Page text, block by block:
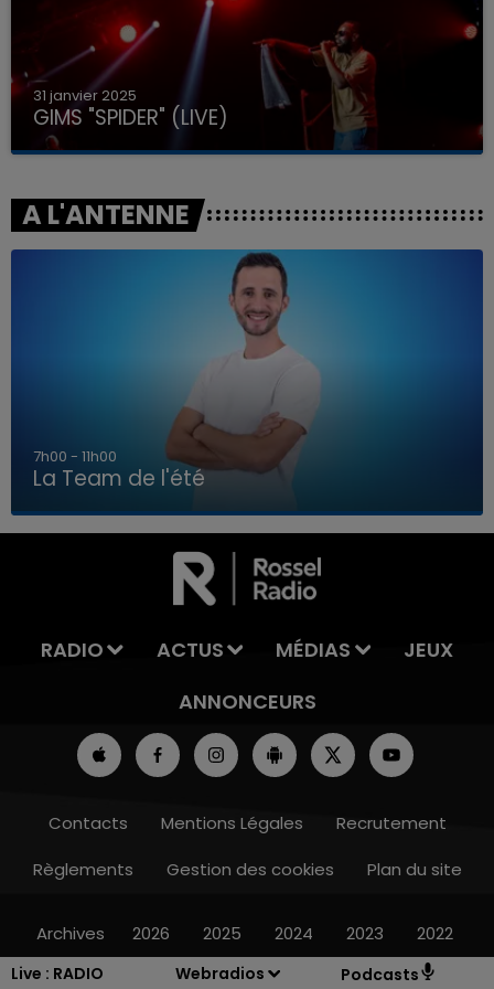
Live : RADIO
Webradios Podcasts
LA TEAM DE L'ÉTÉ
31 janvier 2025
GIMS "SPIDER" (LIVE)
A L'ANTENNE
7h00 - 11h00
La Team de l'été
RADIO ACTUS MÉDIAS
JEUX
ANNONCEURS
Contacts Mentions Légales
Recrutement
Règlements
Gestion des cookies Plan du site
Archives 2026 2025 2024 2023 2022